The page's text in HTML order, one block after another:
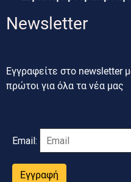
Newsletter
Εγγραφείτε στο newsletter
πρώτοι για όλα τα νέα μας
Email:
Εγγραφή